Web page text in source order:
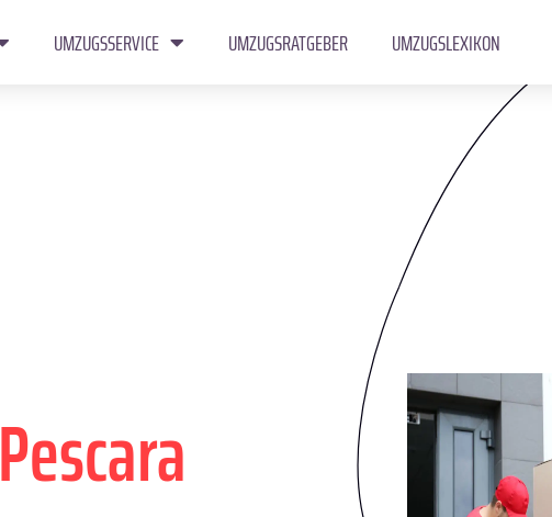
UMZUGSSERVICE UMZUGSRATGEBER UMZUGSLEXIKON
Pescara